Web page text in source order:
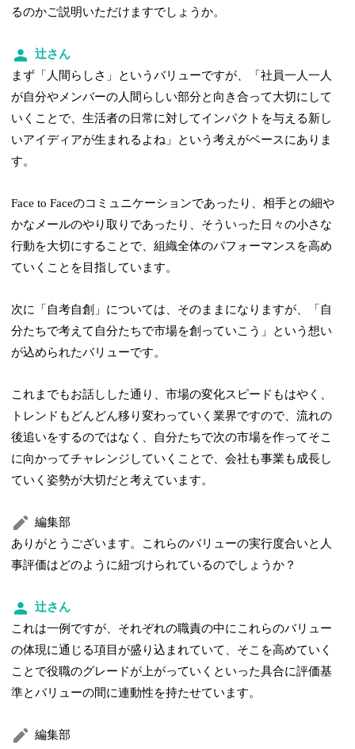
るのかご説明いただけますでしょうか。
辻さん
まず「人間らしさ」というバリューですが、「社員一人一人
が自分やメンバーの人間らしい部分と向き合って大切にして
いくことで、生活者の日常に対してインパクトを与える新し
いアイディアが生まれるよね」という考えがベースにありま
す。
Face to Faceのコミュニケーションであったり、相手との細や
かなメールのやり取りであったり、そういった日々の小さな
行動を大切にすることで、組織全体のパフォーマンスを高め
ていくことを目指しています。
次に「自考自創」については、そのままになりますが、「自
分たちで考えて自分たちで市場を創っていこう」という想い
が込められたバリューです。
これまでもお話しした通り、市場の変化スピードもはやく、
トレンドもどんどん移り変わっていく業界ですので、流れの
後追いをするのではなく、自分たちで次の市場を作ってそこ
に向かってチャレンジしていくことで、会社も事業も成長し
ていく姿勢が大切だと考えています。
編集部
ありがとうございます。これらのバリューの実行度合いと人
事評価はどのように紐づけられているのでしょうか？
辻さん
これは一例ですが、それぞれの職責の中にこれらのバリュー
の体現に通じる項目が盛り込まれていて、そこを高めていく
ことで役職のグレードが上がっていくといった具合に評価基
準とバリューの間に連動性を持たせています。
編集部